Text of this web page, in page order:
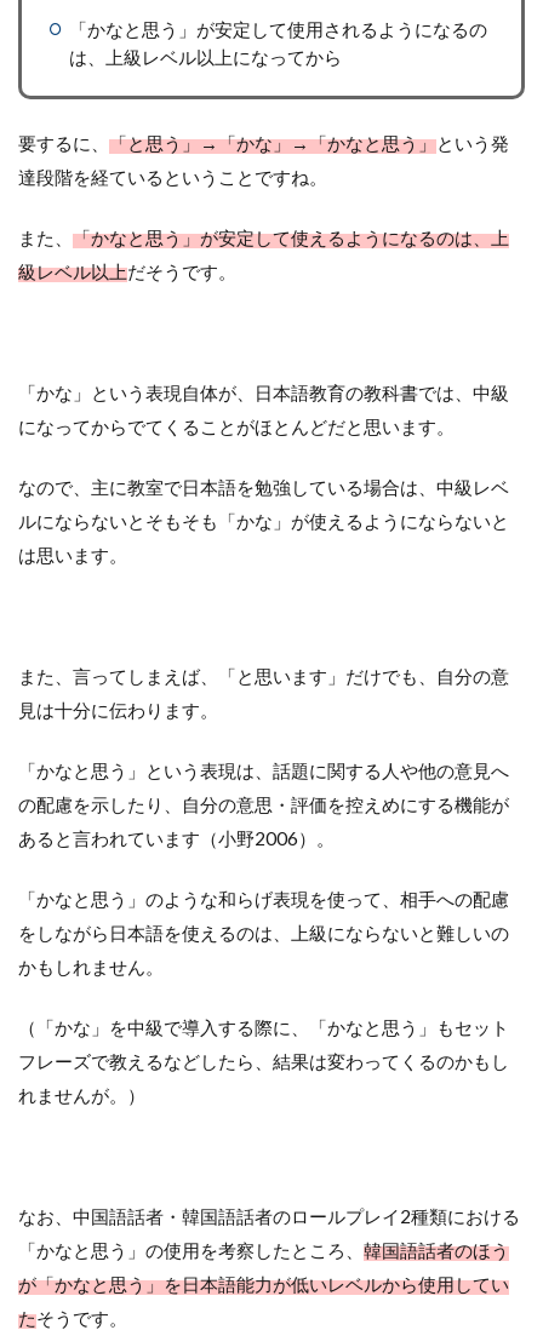
「かなと思う」が安定して使用されるようになるの
は、上級レベル以上になってから
要するに、 「と思う」→「かな」→「かなと思う」という発
達段階を経ているということですね。
また、 「かなと思う」が安定して使えるようになるのは、上
級レベル以上だそうです。
「かな」という表現自体が、日本語教育の教科書では、中級
になってからでてくることがほとんどだと思います。
なので、主に教室で日本語を勉強している場合は、中級レベ
ルにならないとそもそも「かな」が使えるようにならないと
は思います。
また、言ってしまえば、「と思います」だけでも、自分の意
見は十分に伝わります。
「かなと思う」という表現は、話題に関する人や他の意見へ
の配慮を示したり、自分の意思・評価を控えめにする機能が
あると言われています（小野2006）。
「かなと思う」のような和らげ表現を使って、相手への配慮
をしながら日本語を使えるのは、上級にならないと難しいの
かもしれません。
（「かな」を中級で導入する際に、「かなと思う」もセット
フレーズで教えるなどしたら、結果は変わってくるのかもし
れませんが。）
なお、中国語話者・韓国語話者のロールプレイ2種類における
「かなと思う」の使用を考察したところ、 韓国語話者のほう
が「かなと思う」を日本語能力が低いレベルから使用してい
たそうです。